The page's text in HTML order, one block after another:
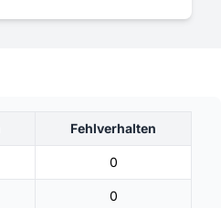
Fehlverhalten
0
0